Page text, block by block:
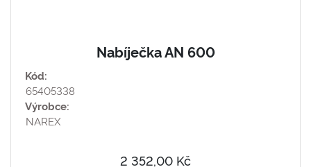
Nabíječka AN 600
Kód:
65405338
Výrobce:
NAREX
2 352,00 Kč